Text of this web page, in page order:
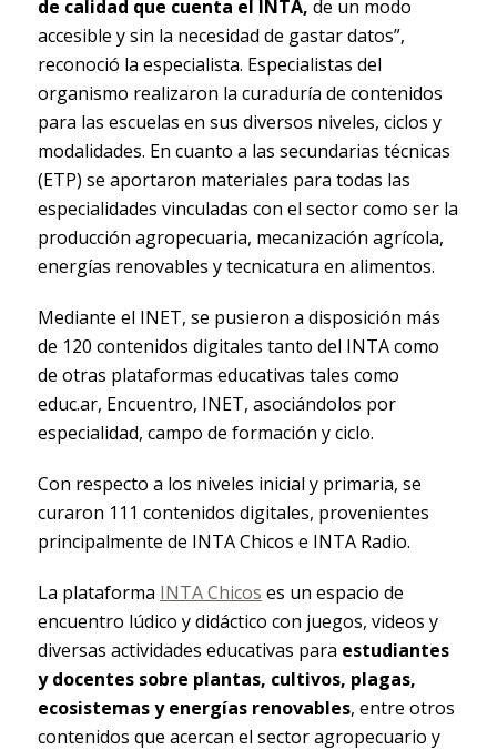
de calidad que cuenta el INTA, de un modo
accesible y sin la necesidad de gastar datos”,
reconoció la especialista. Especialistas del
organismo realizaron la curaduría de contenidos
para las escuelas en sus diversos niveles, ciclos y
modalidades. En cuanto a las secundarias técnicas
(ETP) se aportaron materiales para todas las
especialidades vinculadas con el sector como ser la
producción agropecuaria, mecanización agrícola,
energías renovables y tecnicatura en alimentos.
Mediante el INET, se pusieron a disposición más
de 120 contenidos digitales tanto del INTA como
de otras plataformas educativas tales como
educ.ar, Encuentro, INET, asociándolos por
especialidad, campo de formación y ciclo.
Con respecto a los niveles inicial y primaria, se
curaron 111 contenidos digitales, provenientes
principalmente de INTA Chicos e INTA Radio.
La plataforma INTA Chicos es un espacio de
encuentro lúdico y didáctico con juegos, videos y
diversas actividades educativas para estudiantes
y docentes sobre plantas, cultivos, plagas,
ecosistemas y energías renovables, entre otros
contenidos que acercan el sector agropecuario y